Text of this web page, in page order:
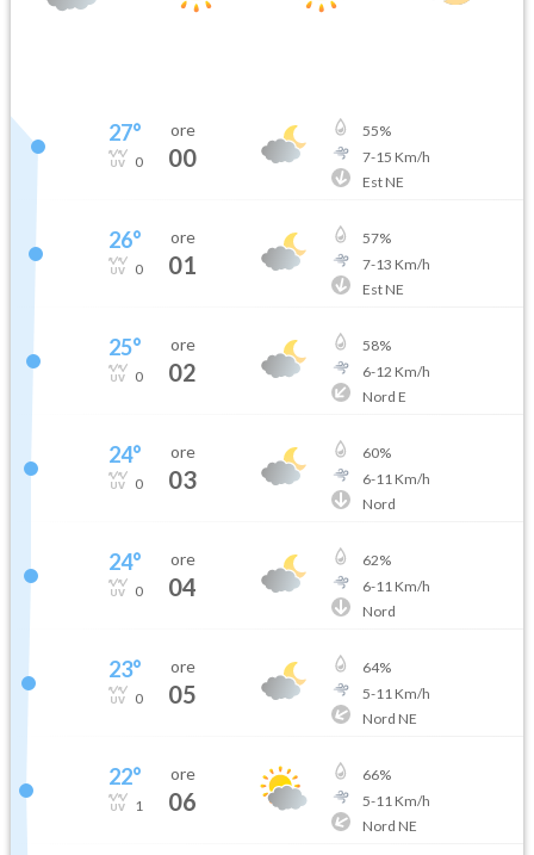
27°
0
ore
00
55%
7-15 Km/h
Est NE
26°
0
ore
01
57%
7-13 Km/h
Est NE
25°
0
ore
02
58%
6-12 Km/h
Nord E
24°
0
ore
03
60%
6-11 Km/h
Nord
24°
0
ore
04
62%
6-11 Km/h
Nord
23°
0
ore
05
64%
5-11 Km/h
Nord NE
22°
1
ore
06
66%
5-11 Km/h
Nord NE